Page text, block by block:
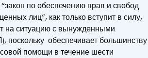
“закон по обеспечению прав и свобод
лиц”, как только вступит в силу,
на ситуацию с вынужденными
поскольку обеспечивает большинству
помощи в течение шести